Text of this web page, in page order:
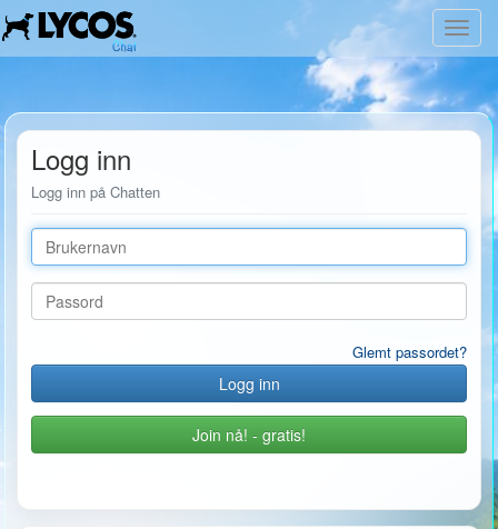
Logg inn
Logg inn på Chatten
Brukernavn
Passord
Glemt passordet?
Join nå! - gratis!